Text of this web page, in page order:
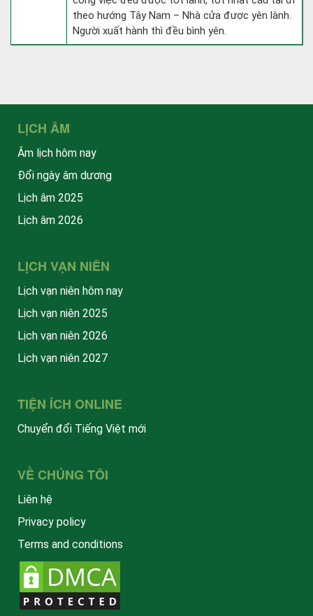
theo hướng Tây Nam – Nhà cửa được yên lành.
Người xuất hành thì đều bình yên.
LỊCH ÂM
Âm lịch hôm nay
Đổi ngày âm dương
Lịch âm 2025
Lịch âm 2026
LỊCH VẠN NIÊN
Lịch vạn niên hôm nay
Lịch vạn niên 2025
Lịch vạn niên 2026
Lịch vạn niên 2027
TIỆN ÍCH ONLINE
Chuyển đổi Tiếng Việt mới
VỀ CHÚNG TÔI
Liên hệ
Privacy policy
Terms and conditions